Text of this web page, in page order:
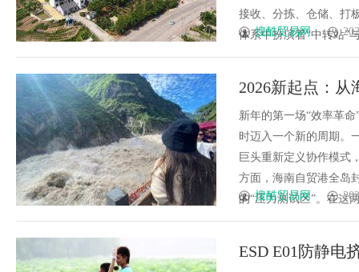
接收、分拣、仓储、打
体系中扮演着“中转站”
搜酷贸易网
2026新起点：从
的“效率革命”
新年的第一场“效率革
时迈入一个新的周期。
巨头重新定义协作模式
方面，海南自贸港全岛
的“压力测试区”。在这
搜酷贸易网
ESD E01防静电